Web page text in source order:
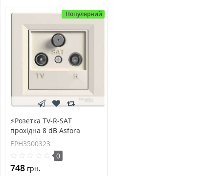
Популярний
⚡Розетка TV-R-SAT
прохідна 8 dB Asfora
кремова (EPH3500323)
EPH3500323
0
748 грн.